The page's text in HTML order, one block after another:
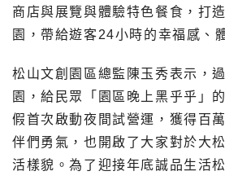
商店與展覽與體驗特色餐食，打
園，帶給遊客24小時的幸福感、
松山文創園區總監陳玉秀表示，
園，給民眾「園區晚上黑乎乎」
假首次啟動夜間試營運，獲得百
伴們勇氣，也開啟了大家對於大
活樣貌。為了迎接年底誠品生活